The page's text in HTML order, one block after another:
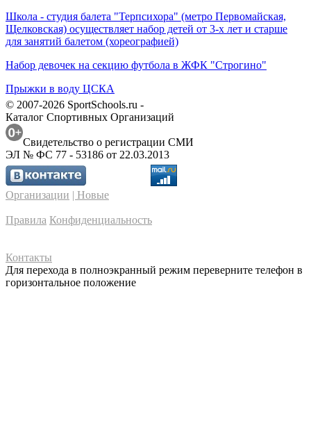
Школа - студия балета "Терпсихора" (метро Первомайская,
Щелковская) осуществляет набор детей от 3-х лет и старше
для занятий балетом (хореографией)
Набор девочек на секцию футбола в ЖФК "Строгино"
Прыжки в воду ЦСКА
© 2007-2026 SportSchools.ru -
Каталог Спортивных Организаций
Свидетельство о регистрации СМИ
ЭЛ № ФС 77 - 53186 от 22.03.2013
Организации | Новые
Правила Конфиденциальность
Контакты
Для перехода в полноэкранный режим переверните телефон в
горизонтальное положение